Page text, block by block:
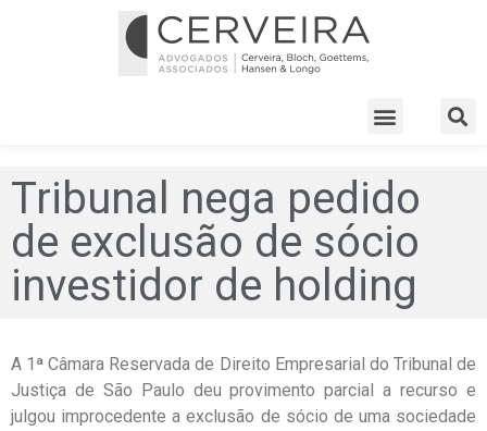
Tribunal nega pedido
de exclusão de sócio
investidor de holding
A 1ª Câmara Reservada de Direito Empresarial do Tribunal de
Justiça de São Paulo deu provimento parcial a recurso e
julgou improcedente a exclusão de sócio de uma sociedade